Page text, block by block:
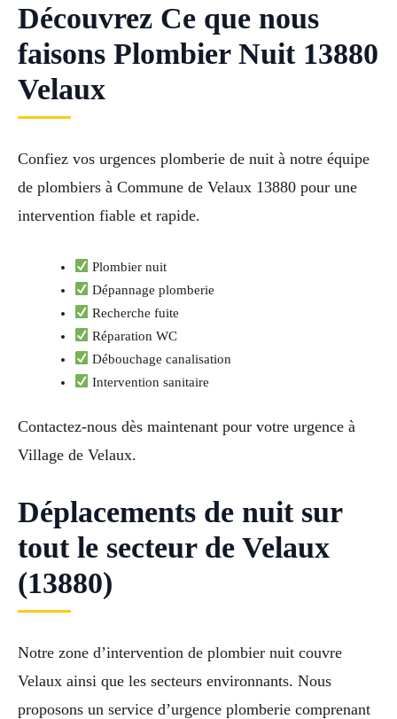
Découvrez Ce que nous
faisons Plombier Nuit 13880
Velaux
Confiez vos urgences plomberie de nuit à notre équipe
de plombiers à Commune de Velaux 13880 pour une
intervention fiable et rapide.
Plombier nuit
Dépannage plomberie
Recherche fuite
Réparation WC
Débouchage canalisation
Intervention sanitaire
Contactez-nous dès maintenant pour votre urgence à
Village de Velaux.
Déplacements de nuit sur
tout le secteur de Velaux
(13880)
Notre zone d’intervention de plombier nuit couvre
Velaux ainsi que les secteurs environnants. Nous
proposons un service d’urgence plomberie comprenant